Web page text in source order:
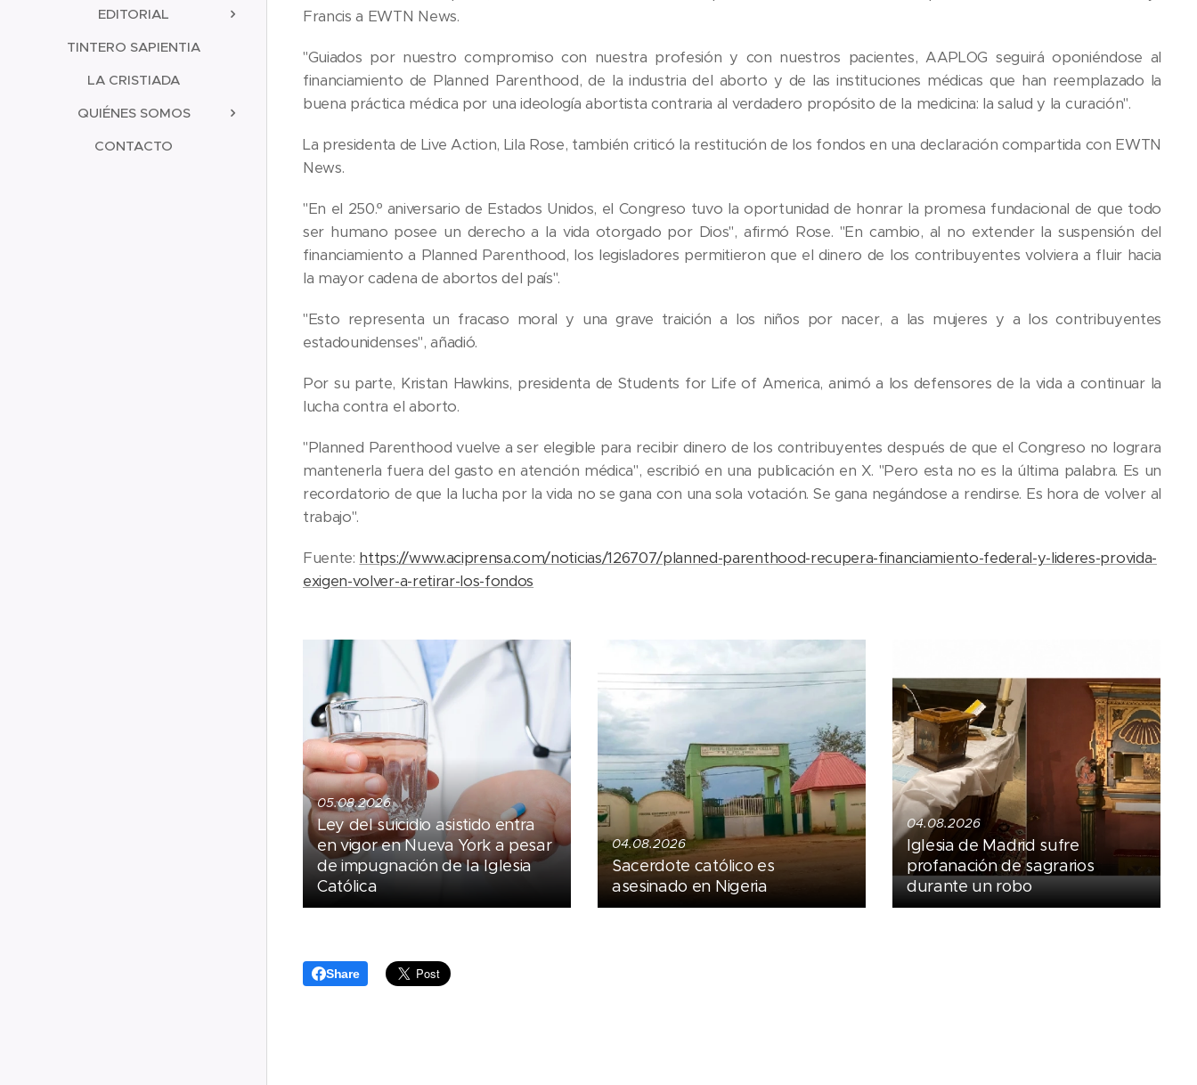
EDITORIAL
TINTERO SAPIENTIA
LA CRISTIADA
QUIÉNES SOMOS
CONTACTO
Francis a EWTN News.
"Guiados por nuestro compromiso con nuestra profesión y con nuestros pacientes, AAPLOG seguirá oponiéndose al
financiamiento de Planned Parenthood, de la industria del aborto y de las instituciones médicas que han reemplazado la
buena práctica médica por una ideología abortista contraria al verdadero propósito de la medicina: la salud y la curación".
La presidenta de Live Action, Lila Rose, también criticó la restitución de los fondos en una declaración compartida con EWTN
News.
"En el 250.º aniversario de Estados Unidos, el Congreso tuvo la oportunidad de honrar la promesa fundacional de que todo
ser humano posee un derecho a la vida otorgado por Dios", afirmó Rose. "En cambio, al no extender la suspensión del
financiamiento a Planned Parenthood, los legisladores permitieron que el dinero de los contribuyentes volviera a fluir hacia
la mayor cadena de abortos del país".
"Esto representa un fracaso moral y una grave traición a los niños por nacer, a las mujeres y a los contribuyentes
estadounidenses", añadió.
Por su parte, Kristan Hawkins, presidenta de Students for Life of America, animó a los defensores de la vida a continuar la
lucha contra el aborto.
"Planned Parenthood vuelve a ser elegible para recibir dinero de los contribuyentes después de que el Congreso no lograra
mantenerla fuera del gasto en atención médica", escribió en una publicación en X. "Pero esta no es la última palabra. Es un
recordatorio de que la lucha por la vida no se gana con una sola votación. Se gana negándose a rendirse. Es hora de volver al
trabajo".
Fuente: https://www.aciprensa.com/noticias/126707/planned-parenthood-recupera-financiamiento-federal-y-lideres-provida-
exigen-volver-a-retirar-los-fondos
05.08.2026
Ley del suicidio asistido entra
en vigor en Nueva York a pesar
de impugnación de la Iglesia
Católica
04.08.2026
Sacerdote católico es
asesinado en Nigeria
04.08.2026
Iglesia de Madrid sufre
profanación de sagrarios
durante un robo
Share